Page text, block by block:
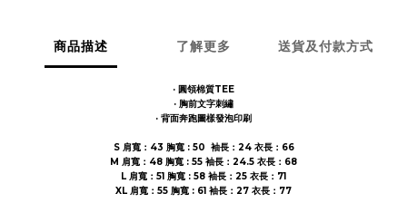
商品描述 了解更多 送貨及付款方式
· 圓領棉質TEE
· 胸前文字刺繡
· 背面奔跑圖樣發泡印刷
S 肩寬：43 胸寬 : 50 袖長：24 衣長：66
M 肩寬：48 胸寬 : 55 袖長：24.5 衣長：68
L 肩寬：51 胸寬 : 58 袖長：25 衣長：71
XL 肩寬：55 胸寬 : 61 袖長：27 衣長：77